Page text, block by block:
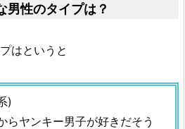
男性のタイプは？
はというと
)
らヤンキー男子が好きだそう